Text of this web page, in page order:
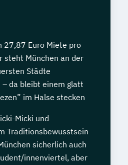
27,87 Euro Miete pro
steht München an der
Städte
– da bleibt einem glatt
im Halse stecken
Micki und
Traditionsbewusstsein
sicherlich auch
innenviertel, aber